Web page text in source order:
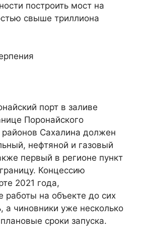
построить мост на
свыше триллиона
порт в заливе
Поронайского
районов Сахалина должен
нефтяной и газовый
первый в регионе пункт
Концессию
2021 года,
работы на объекте до сих
а чиновники уже несколько
сроки запуска.